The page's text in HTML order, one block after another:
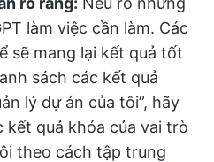
làm việc cần làm. Các
sẽ mang lại kết quả tốt
sách các kết quả
lý dự án của tôi”, hãy
kết quả khóa của vai trò
theo cách tập trung